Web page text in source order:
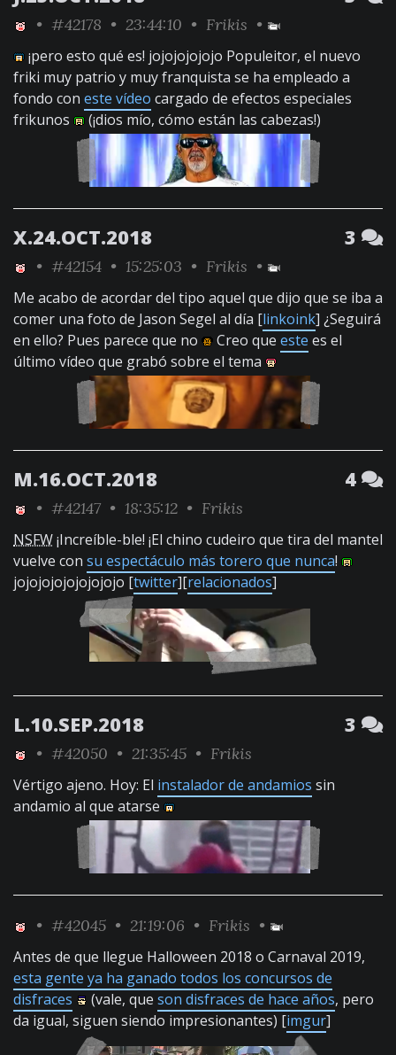
• #42178 • 23:44:10 • Frikis •
¡pero esto qué es! jojojojojojo Populeitor, el nuevo
friki muy patrio y muy franquista se ha empleado a
fondo con este vídeo cargado de efectos especiales
frikunos
(¡dios mío, cómo están las cabezas!)
X.24.OCT.2018 3
• #42154 • 15:25:03 • Frikis •
Me acabo de acordar del tipo aquel que dijo que se iba a
comer una foto de Jason Segel al día [linkoink] ¿Seguirá
en ello? Pues parece que no
Creo que este es el
último vídeo que grabó sobre el tema
M.16.OCT.2018 4
• #42147 • 18:35:12 • Frikis
NSFW¡Increíble-ble! ¡El chino cudeiro que tira del mantel
vuelve con su espectáculo más torero que nunca!
jojojojojojojojojo [twitter][relacionados]
L.10.SEP.2018 3
• #42050 • 21:35:45 • Frikis
Vértigo ajeno. Hoy: El instalador de andamios sin
andamio al que atarse
• #42045 • 21:19:06 • Frikis •
Antes de que llegue Halloween 2018 o Carnaval 2019,
esta gente ya ha ganado todos los concursos de
disfraces
(vale, que son disfraces de hace años, pero
da igual, siguen siendo impresionantes) [imgur]